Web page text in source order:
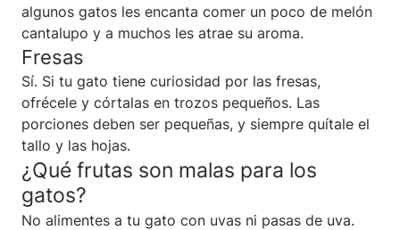
algunos gatos les encanta comer un poco de melón
cantalupo y a muchos les atrae su aroma.
Fresas
Sí. Si tu gato tiene curiosidad por las fresas,
ofrécele y córtalas en trozos pequeños. Las
porciones deben ser pequeñas, y siempre quítale el
tallo y las hojas.
¿Qué frutas son malas para los
gatos?
No alimentes a tu gato con uvas ni pasas de uva.